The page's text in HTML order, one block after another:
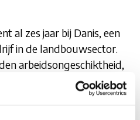
al zes jaar bij Danis, een
in de landbouwsector.
arbeidsongeschiktheid,
maanden en
bij het begin was ik